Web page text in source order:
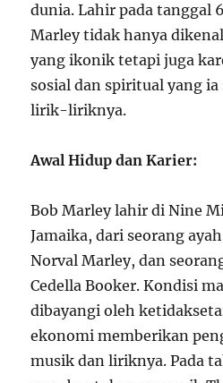
dunia. Lahir pada tanggal
Marley tidak hanya
yang ikonik tetapi juga
sosial dan spiritual yang
lirik-liriknya.
Awal Hidup dan Karier:
Bob Marley lahir di Nine
Jamaika, dari seorang
Norval Marley, dan
Cedella Booker. Kondisi
dibayangi oleh
ekonomi memberikan
musik dan liriknya. Pada